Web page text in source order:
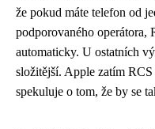
že pokud máte telefon od
podporovaného
automaticky. U ostatních
složitější. Apple zatím
spekuluje o tom, že by se